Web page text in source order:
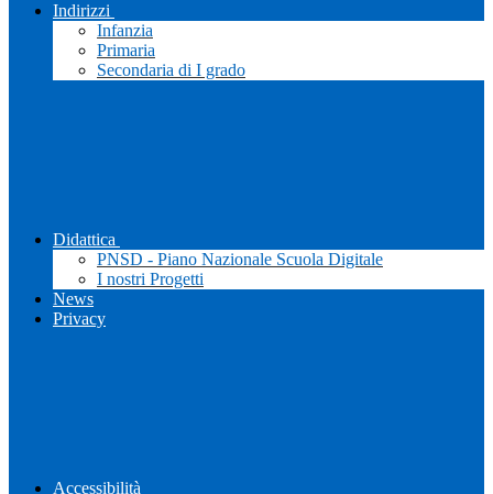
Indirizzi
Infanzia
Primaria
Secondaria di I grado
Didattica
PNSD - Piano Nazionale Scuola Digitale
I nostri Progetti
News
Privacy
Accessibilità